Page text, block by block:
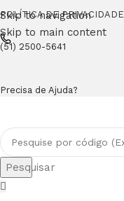
Skip to navigation
Skip to main content
POLÍTICA DE PRIVACIDADE
(51) 2500-5641
Precisa de Ajuda?
Pesquisar